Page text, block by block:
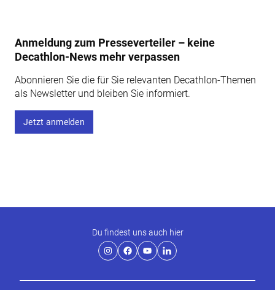
Anmeldung zum Presseverteiler – keine
Decathlon-News mehr verpassen
Abonnieren Sie die für Sie relevanten Decathlon-Themen
als Newsletter und bleiben Sie informiert.
Jetzt anmelden
Du findest uns auch hier